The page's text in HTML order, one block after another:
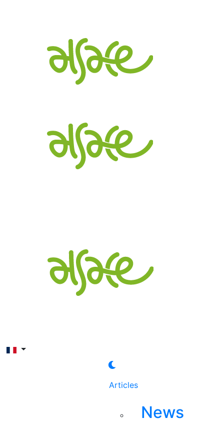
Articles
News